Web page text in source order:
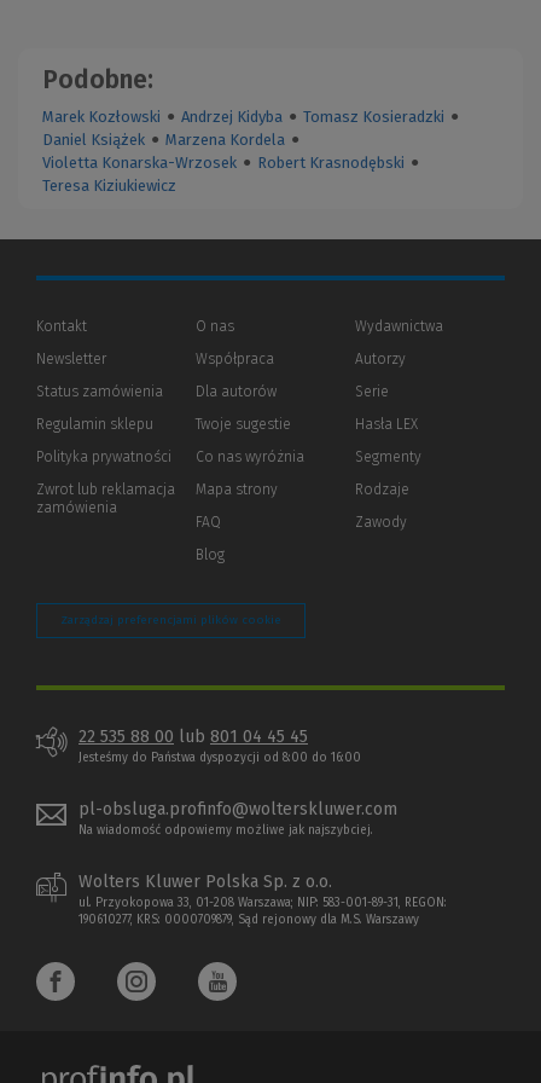
Podobne:
Marek Kozłowski ● Andrzej Kidyba ● Tomasz Kosieradzki ●
Daniel Książek ● Marzena Kordela ●
Violetta Konarska-Wrzosek ● Robert Krasnodębski ●
Teresa Kiziukiewicz
Kontakt
Newsletter
Status zamówienia
Regulamin sklepu
Polityka prywatności (Nowe
(Link
innej
Zwrot lub reklamacja
zamówienia
O nas
Współpraca
Dla autorów(Nowe
(Link
innej
strony)
Twoje sugestie
Co nas wyróżnia
Mapa strony
FAQ
Blog
Wydawnictwa
Autorzy
Serie
Hasła LEX
Segmenty
Rodzaje
Zawody
Zarządzaj preferencjami plików cookie
22 535 88 00 lub 801 04 45 45
Jesteśmy do Państwa dyspozycji od 8:00 do 16:00
pl-obsluga.profinfo@wolterskluwer.com
Na wiadomość odpowiemy możliwe jak najszybciej.
Wolters Kluwer Polska Sp. z o.o.
ul. Przyokopowa 33, 01-208 Warszawa; NIP: 583-001-89-31, REGON:
190610277, KRS: 0000709879, Sąd rejonowy dla M.S. Warszawy